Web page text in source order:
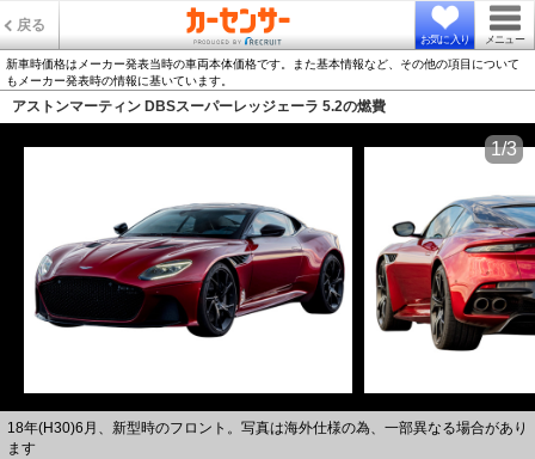
戻る
お気に入り メニュー
新車時価格はメーカー発表当時の車両本体価格です。また基本情報など、その他の項目について
もメーカー発表時の情報に基いています。
アストンマーティン DBSスーパーレッジェーラ 5.2の燃費
18年(H30)6月、新型時のフロント。写真は海外仕様の為、一部異なる場合があり
ます
1/3